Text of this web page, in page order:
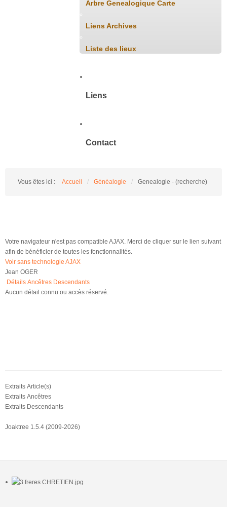
Arbre Genealogique Carte
Liens Archives
Liste des lieux
Liens
Contact
Vous êtes ici : Accueil / Généalogie / Genealogie - (recherche)
Votre navigateur n'est pas compatible AJAX. Merci de cliquer sur le lien suivant
afin de bénéficier de toutes les fonctionnalités.
Voir sans technologie AJAX
Jean OGER
Détails Ancêtres Descendants
Aucun détail connu ou accès réservé.
Extraits Article(s)
Extraits Ancêtres
Extraits Descendants
Joaktree 1.5.4 (2009-2026)